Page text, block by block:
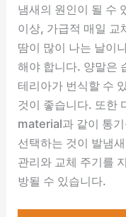
냄새의 원인이 될 수
이상, 가급적 매일 교
땀이 많이 나는 날이
해야 합니다. 양말은
테리아가 번식할 수
것이 좋습니다. 또한
material과 같이 통
선택하는 것이 발냄
관리와 교체 주기를
방될 수 있습니다.